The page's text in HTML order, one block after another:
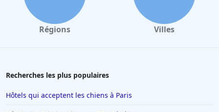
avec courts de tennis dans Lac
Hôtels avec courts de
tennis à Martin
Hôtels avec courts de tennis à
Hôtels avec courts de tennis à Charlotte |
avec courts de tennis dans Citrus
Hôtels avec courts de
Régions Villes
Recherches les plus populaires
Hôtels qui acceptent les chiens à Paris